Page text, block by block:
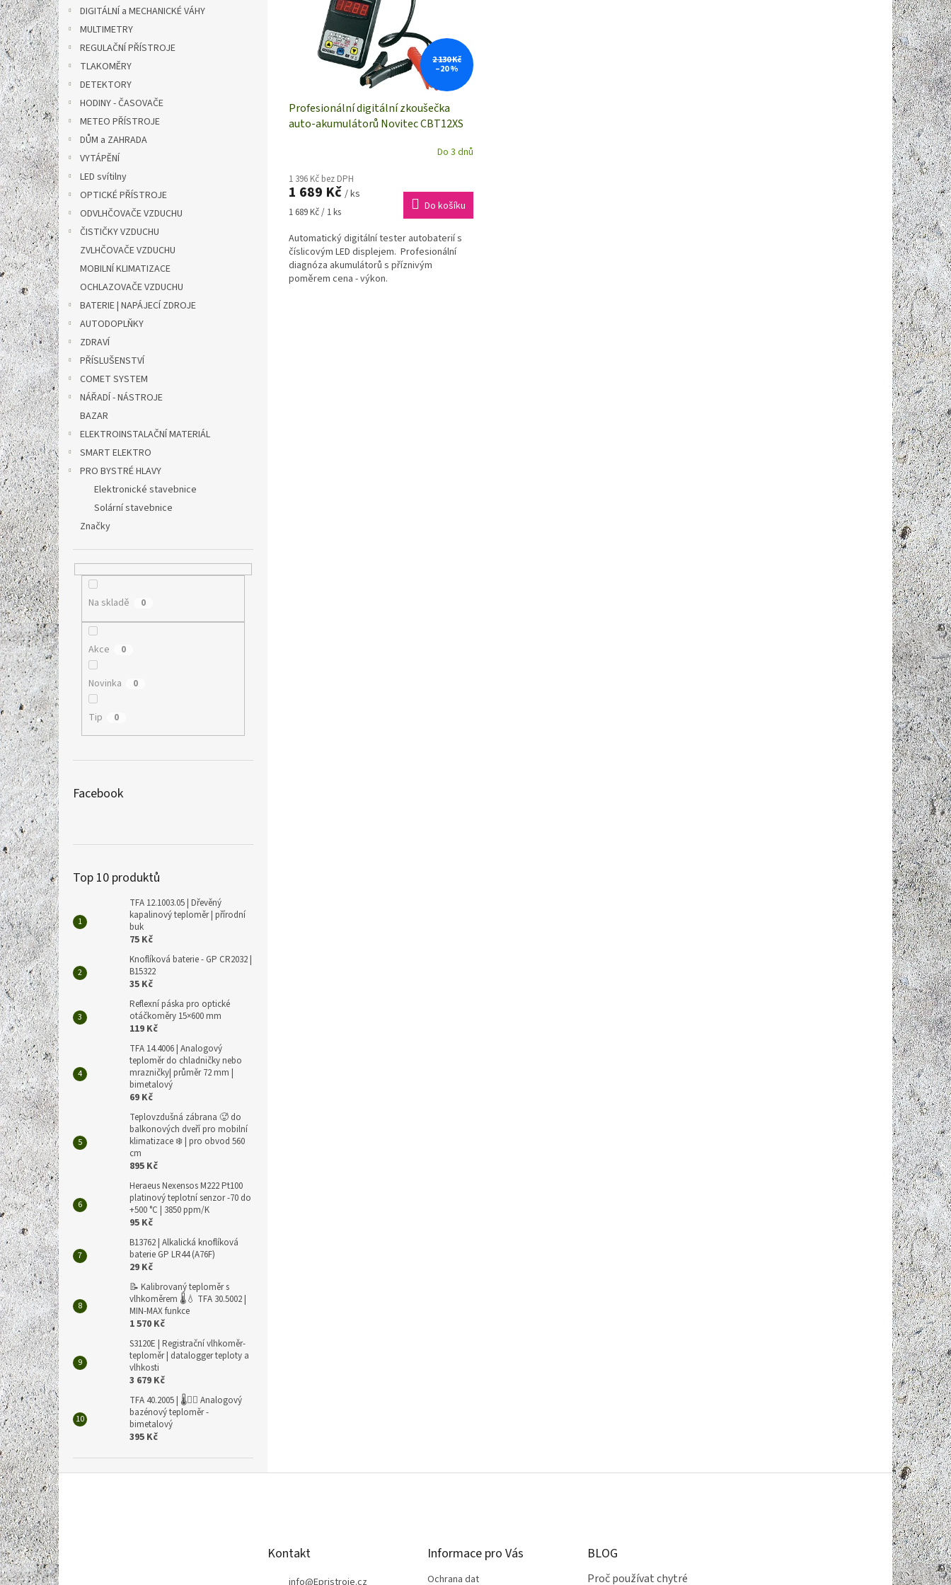
e
l
DIGITÁLNÍ a MECHANICKÉ VÁHY
MULTIMETRY
REGULAČNÍ PŘÍSTROJE
TLAKOMĚRY
DETEKTORY
HODINY - ČASOVAČE
METEO PŘÍSTROJE
DŮM a ZAHRADA
VYTÁPĚNÍ
LED svítilny
OPTICKÉ PŘÍSTROJE
ODVLHČOVAČE VZDUCHU
ČISTIČKY VZDUCHU
ZVLHČOVAČE VZDUCHU
MOBILNÍ KLIMATIZACE
OCHLAZOVAČE VZDUCHU
BATERIE | NAPÁJECÍ ZDROJE
AUTODOPLŇKY
ZDRAVÍ
PŘÍSLUŠENSTVÍ
COMET SYSTEM
NÁŘADÍ - NÁSTROJE
BAZAR
ELEKTROINSTALAČNÍ MATERIÁL
SMART ELEKTRO
PRO BYSTRÉ HLAVY
Elektronické stavebnice
Solární stavebnice
Značky
Na skladě 0
Akce 0
Novinka 0
Tip 0
Facebook
Top 10 produktů
TFA 12.1003.05 | Dřevěný
kapalinový teploměr | přírodní
buk
75 Kč
Knoflíková baterie - GP CR2032 |
B15322
35 Kč
Reflexní páska pro optické
otáčkoměry 15×600 mm
119 Kč
TFA 14.4006 | Analogový
teploměr do chladničky nebo
mrazničky| průměr 72 mm |
bimetalový
69 Kč
Teplovzdušná zábrana 🥵 do
balkonových dveří pro mobilní
klimatizace ❄️ | pro obvod 560
cm
895 Kč
Heraeus Nexensos M222 Pt100
platinový teplotní senzor -70 do
+500 °C | 3850 ppm/K
95 Kč
B13762 | Alkalická knoflíková
baterie GP LR44 (A76F)
29 Kč
📝 Kalibrovaný teploměr s
vlhkoměrem 🌡️💧 TFA 30.5002 |
MIN-MAX funkce
1 570 Kč
S3120E | Registrační vlhkoměr-
teploměr | datalogger teploty a
vlhkosti
3 679 Kč
TFA 40.2005 | 🌡️🏊‍♀️ Analogový
bazénový teploměr -
bimetalový
395 Kč
2 130 Kč
–20 %
Profesionální digitální zkoušečka
auto-akumulátorů Novitec CBT12XS
Do 3 dnů
1 396 Kč bez DPH
1 689 Kč / ks
Měrná
1 689 Kč / 1 ks Do košíku
Automatický digitální tester autobaterií s
číslicovým LED displejem. Profesionální
diagnóza akumulátorů s příznivým
poměrem cena - výkon.
Z
á
p
a
t
í Kontakt Informace pro Vás
Ochrana dat
BLOG
Proč používat chytré